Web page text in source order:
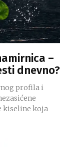
–
dnevno?
profila i
kiseline koja